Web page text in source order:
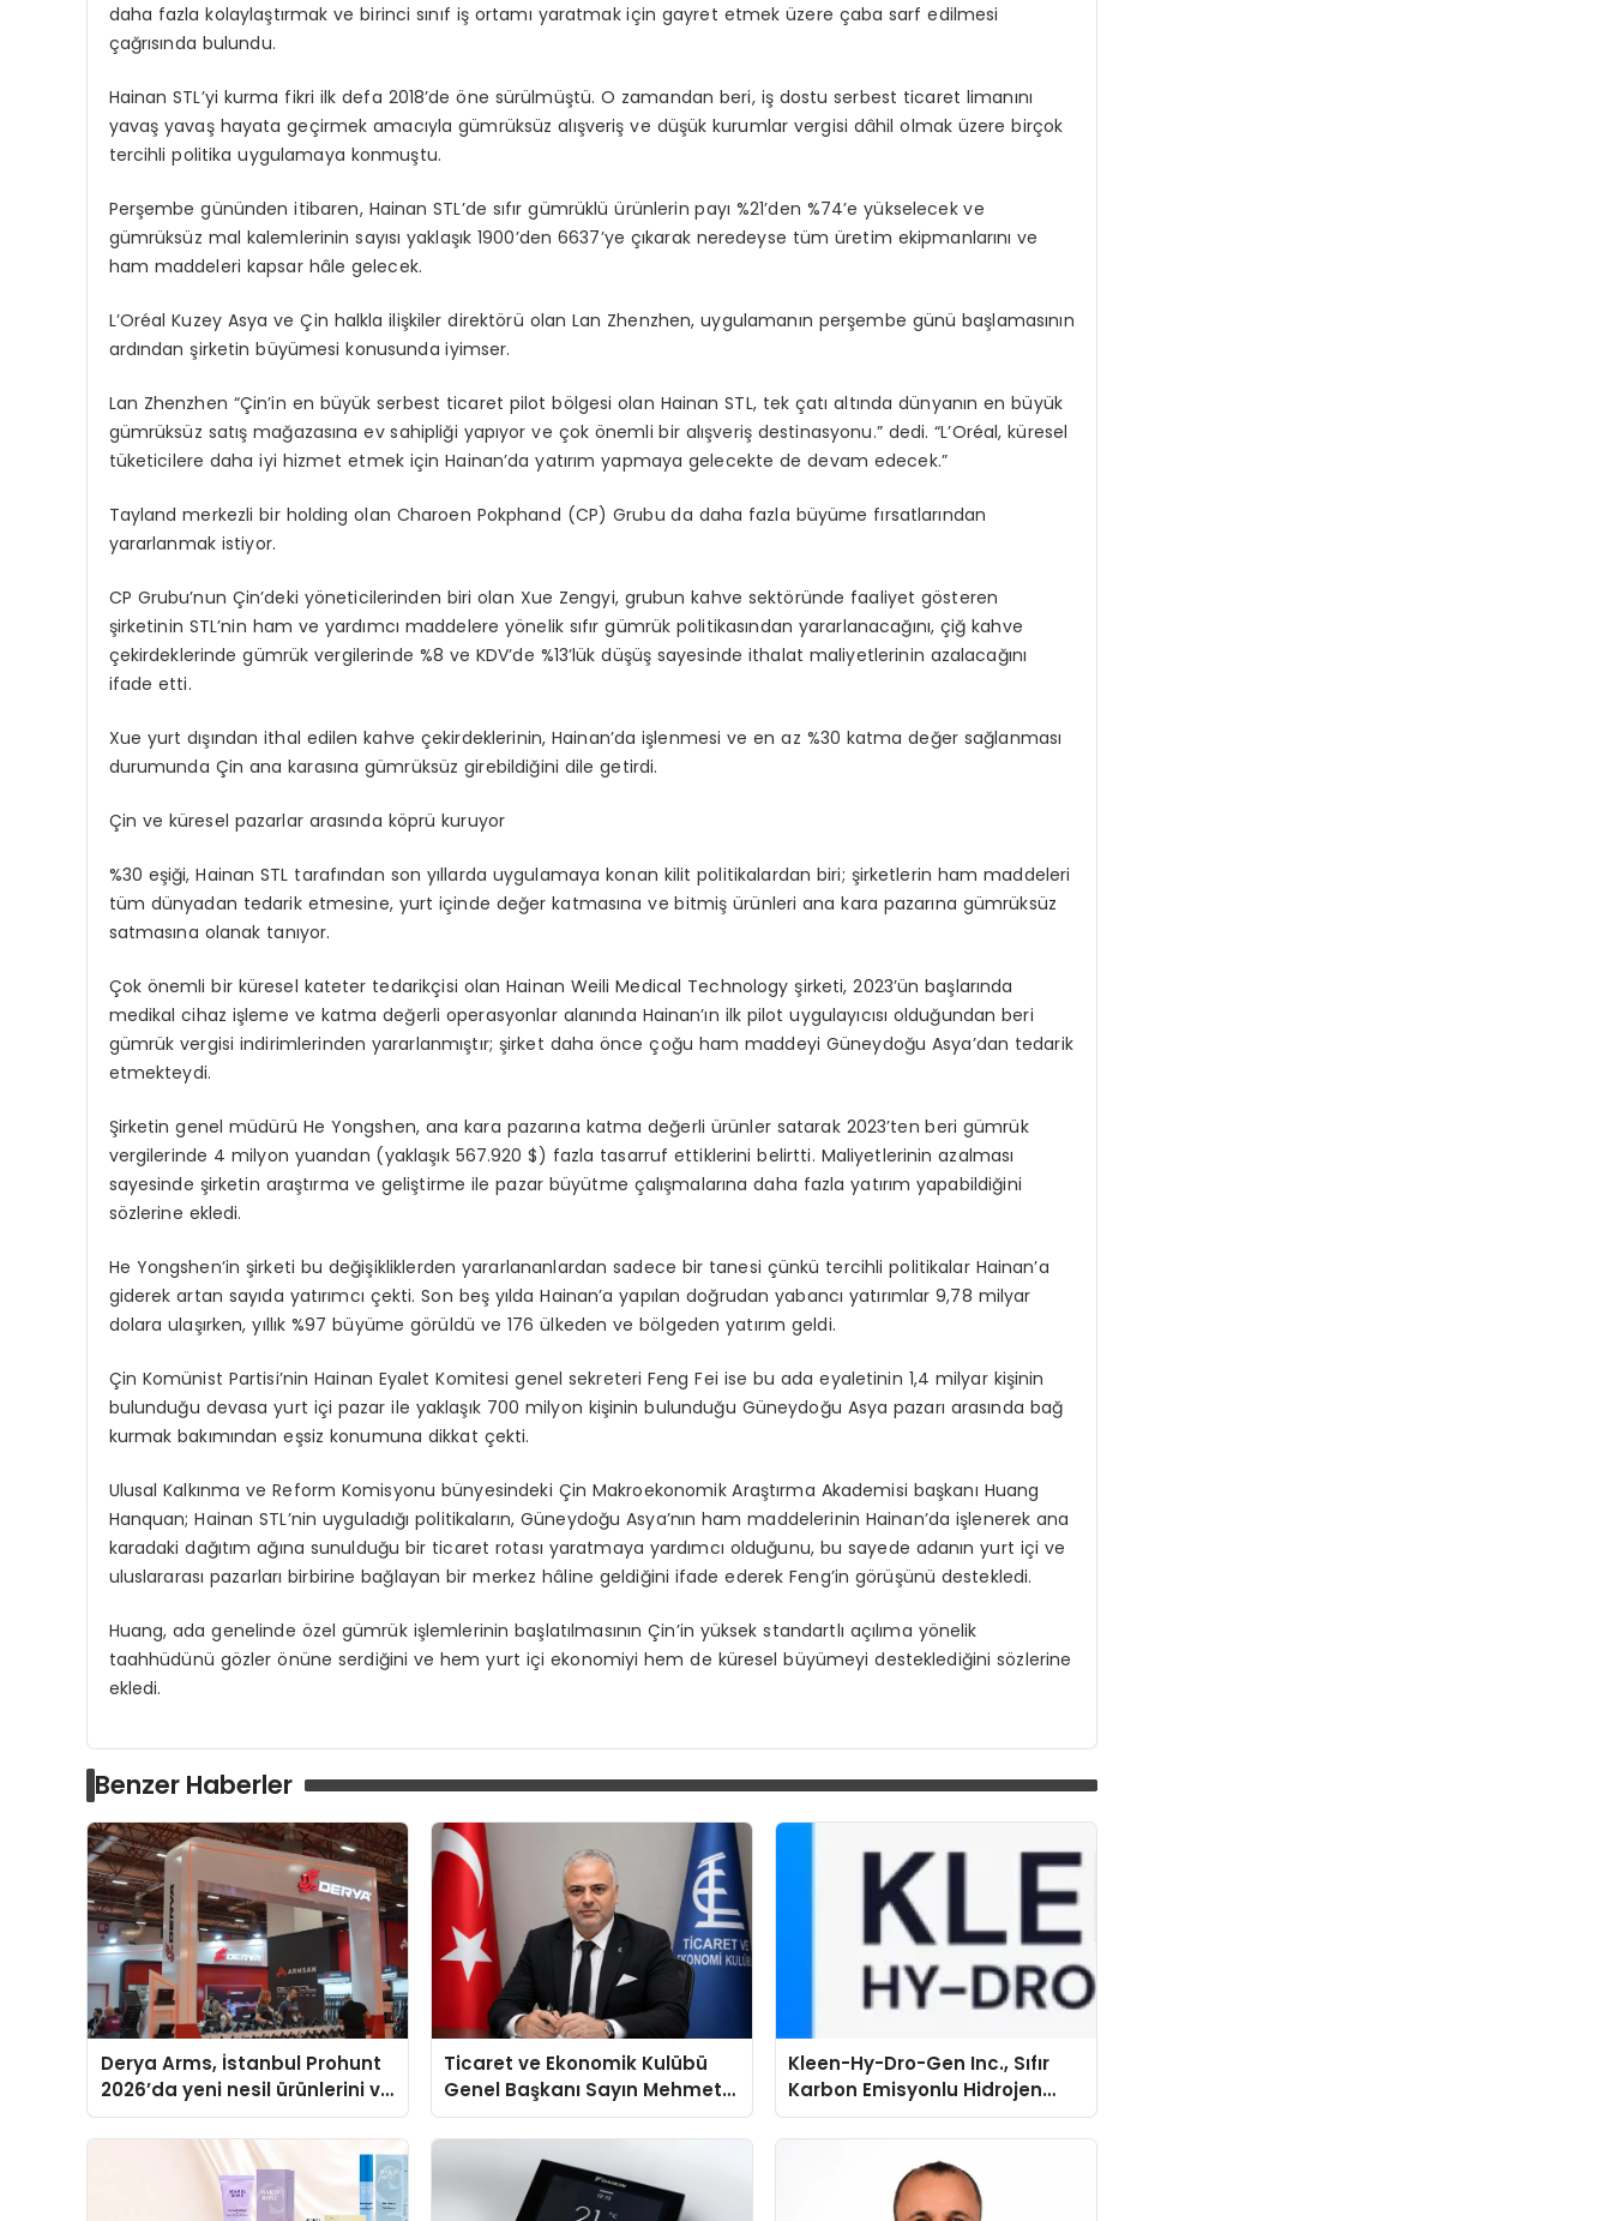
daha fazla kolaylaştırmak ve birinci sınıf iş ortamı yaratmak için gayret etmek üzere çaba sarf edilmesi
çağrısında bulundu.
Hainan STL’yi kurma fikri ilk defa 2018’de öne sürülmüştü. O zamandan beri, iş dostu serbest ticaret limanını
yavaş yavaş hayata geçirmek amacıyla gümrüksüz alışveriş ve düşük kurumlar vergisi dâhil olmak üzere birçok
tercihli politika uygulamaya konmuştu.
Perşembe gününden itibaren, Hainan STL’de sıfır gümrüklü ürünlerin payı %21’den %74’e yükselecek ve
gümrüksüz mal kalemlerinin sayısı yaklaşık 1900’den 6637’ye çıkarak neredeyse tüm üretim ekipmanlarını ve
ham maddeleri kapsar hâle gelecek.
L’Oréal Kuzey Asya ve Çin halkla ilişkiler direktörü olan Lan Zhenzhen, uygulamanın perşembe günü başlamasının
ardından şirketin büyümesi konusunda iyimser.
Lan Zhenzhen “Çin’in en büyük serbest ticaret pilot bölgesi olan Hainan STL, tek çatı altında dünyanın en büyük
gümrüksüz satış mağazasına ev sahipliği yapıyor ve çok önemli bir alışveriş destinasyonu.” dedi. “L’Oréal, küresel
tüketicilere daha iyi hizmet etmek için Hainan’da yatırım yapmaya gelecekte de devam edecek.”
Tayland merkezli bir holding olan Charoen Pokphand (CP) Grubu da daha fazla büyüme fırsatlarından
yararlanmak istiyor.
CP Grubu’nun Çin’deki yöneticilerinden biri olan Xue Zengyi, grubun kahve sektöründe faaliyet gösteren
şirketinin STL’nin ham ve yardımcı maddelere yönelik sıfır gümrük politikasından yararlanacağını, çiğ kahve
çekirdeklerinde gümrük vergilerinde %8 ve KDV’de %13’lük düşüş sayesinde ithalat maliyetlerinin azalacağını
ifade etti.
Xue yurt dışından ithal edilen kahve çekirdeklerinin, Hainan’da işlenmesi ve en az %30 katma değer sağlanması
durumunda Çin ana karasına gümrüksüz girebildiğini dile getirdi.
Çin ve küresel pazarlar arasında köprü kuruyor
%30 eşiği, Hainan STL tarafından son yıllarda uygulamaya konan kilit politikalardan biri; şirketlerin ham maddeleri
tüm dünyadan tedarik etmesine, yurt içinde değer katmasına ve bitmiş ürünleri ana kara pazarına gümrüksüz
satmasına olanak tanıyor.
Çok önemli bir küresel kateter tedarikçisi olan Hainan Weili Medical Technology şirketi, 2023’ün başlarında
medikal cihaz işleme ve katma değerli operasyonlar alanında Hainan’ın ilk pilot uygulayıcısı olduğundan beri
gümrük vergisi indirimlerinden yararlanmıştır; şirket daha önce çoğu ham maddeyi Güneydoğu Asya’dan tedarik
etmekteydi.
Şirketin genel müdürü He Yongshen, ana kara pazarına katma değerli ürünler satarak 2023’ten beri gümrük
vergilerinde 4 milyon yuandan (yaklaşık 567.920 $) fazla tasarruf ettiklerini belirtti. Maliyetlerinin azalması
sayesinde şirketin araştırma ve geliştirme ile pazar büyütme çalışmalarına daha fazla yatırım yapabildiğini
sözlerine ekledi.
He Yongshen’in şirketi bu değişikliklerden yararlananlardan sadece bir tanesi çünkü tercihli politikalar Hainan’a
giderek artan sayıda yatırımcı çekti. Son beş yılda Hainan’a yapılan doğrudan yabancı yatırımlar 9,78 milyar
dolara ulaşırken, yıllık %97 büyüme görüldü ve 176 ülkeden ve bölgeden yatırım geldi.
Çin Komünist Partisi’nin Hainan Eyalet Komitesi genel sekreteri Feng Fei ise bu ada eyaletinin 1,4 milyar kişinin
bulunduğu devasa yurt içi pazar ile yaklaşık 700 milyon kişinin bulunduğu Güneydoğu Asya pazarı arasında bağ
kurmak bakımından eşsiz konumuna dikkat çekti.
Ulusal Kalkınma ve Reform Komisyonu bünyesindeki Çin Makroekonomik Araştırma Akademisi başkanı Huang
Hanquan; Hainan STL’nin uyguladığı politikaların, Güneydoğu Asya’nın ham maddelerinin Hainan’da işlenerek ana
karadaki dağıtım ağına sunulduğu bir ticaret rotası yaratmaya yardımcı olduğunu, bu sayede adanın yurt içi ve
uluslararası pazarları birbirine bağlayan bir merkez hâline geldiğini ifade ederek Feng’in görüşünü destekledi.
Huang, ada genelinde özel gümrük işlemlerinin başlatılmasının Çin’in yüksek standartlı açılıma yönelik
taahhüdünü gözler önüne serdiğini ve hem yurt içi ekonomiyi hem de küresel büyümeyi desteklediğini sözlerine
ekledi.
Benzer Haberler
Derya Arms, İstanbul Prohunt
2026’da yeni nesil ürünlerini ve
global marka vizyonunu
sergiledi
Ticaret ve Ekonomik Kulübü
Genel Başkanı Sayın Mehmet
Ulutaş, ekonomiye dair yaptığı
açıklamada şunları kaydetti:
Kleen-Hy-Dro-Gen Inc., Sıfır
Karbon Emisyonlu Hidrojen
Isıtma Teknolojisinde ISO ve
TSSA Düzenleyici Onaylarını